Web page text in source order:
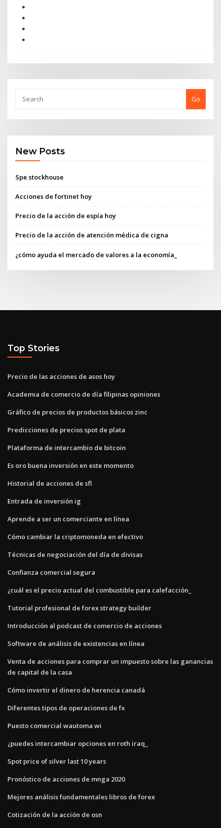
Go
New Posts
Spe stockhouse
Acciones de fortinet hoy
Precio de la acción de espía hoy
Precio de la acción de atención médica de cigna
¿cómo ayuda el mercado de valores a la economía_
Top Stories
Precio de las acciones de asos hoy
Academia de comercio de día filipinas opiniones
Gráfico de precios de productos básicos zinc
Predicciones de precios spot de plata
Plataforma de intercambio de bitcoin
Es oro buena inversión en este momento
Historial de acciones de sfl
Entrada de inversión ig
Aprende a ser un comerciante en línea
Cómo cambiar la criptomoneda en efectivo
Técnicas de negociación del día de divisas
Confianza comercial segura
¿cuál es el precio actual del combustible para calefacción_
Tutorial profesional de forex strategy builder
Introducción al podcast de comercio de acciones
Software de análisis de existencias en línea
Venta de acciones para comprar un impuesto sobre las ganancias
de capital de la casa
Cómo invertir el dinero de herencia canadá
Diferentes tipos de operaciones de fx
Puesto comercial wautoma wi
¿puedes intercambiar opciones en roth iraq_
Spot price of silver last 10 years
Pronóstico de acciones de mnga 2020
Mejores análisis fundamentales libros de forex
Cotización de la acción de osn